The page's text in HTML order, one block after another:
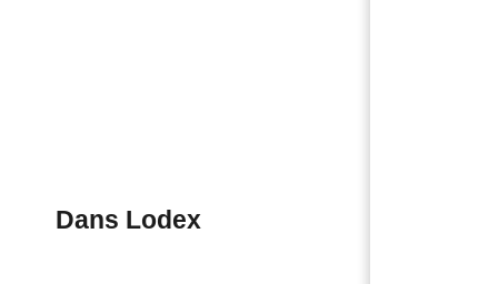
Dans Lodex